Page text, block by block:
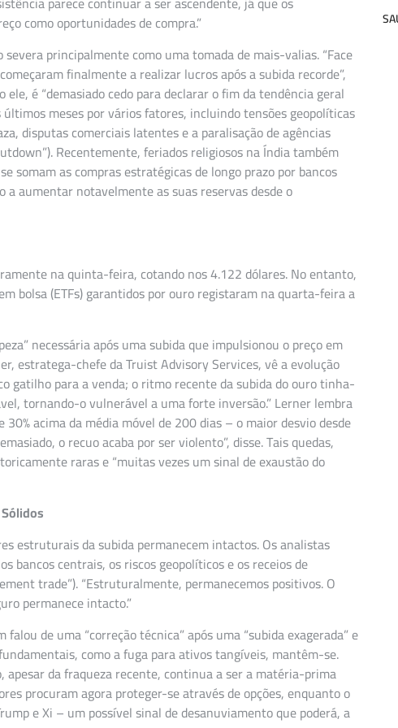
como oportunidades de compra.”
principalmente como uma tomada de mais-valias. “Face
finalmente a realizar lucros após a subida recorde”,
ele, é “demasiado cedo para declarar o fim da tendência geral
meses por vários fatores, incluindo tensões geopolíticas
disputas comerciais latentes e a paralisação de agências
Recentemente, feriados religiosos na Índia também
somam as compras estratégicas de longo prazo por bancos
aumentar notavelmente as suas reservas desde o
na quinta-feira, cotando nos 4.122 dólares. No entanto,
bolsa (ETFs) garantidos por ouro registaram na quarta-feira a
necessária após uma subida que impulsionou o preço em
estratega-chefe da Truist Advisory Services, vê a evolução
gatilho para a venda; o ritmo recente da subida do ouro tinha-
tornando-o vulnerável a uma forte inversão.” Lerner lembra
acima da média móvel de 200 dias – o maior desvio desde
o recuo acaba por ser violento”, disse. Tais quedas,
raras e “muitas vezes um sinal de exaustão do
estruturais da subida permanecem intactos. Os analistas
bancos centrais, os riscos geopolíticos e os receios de
trade”). “Estruturalmente, permanecemos positivos. O
permanece intacto.”
de uma “correção técnica” após uma “subida exagerada” e
como a fuga para ativos tangíveis, mantêm-se.
apesar da fraqueza recente, continua a ser a matéria-prima
procuram agora proteger-se através de opções, enquanto o
e Xi – um possível sinal de desanuviamento que poderá, a